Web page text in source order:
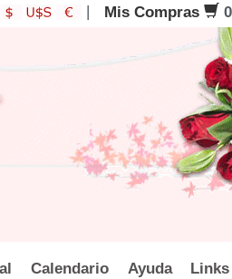
| Mis Compras 0
Calendario Ayuda Links